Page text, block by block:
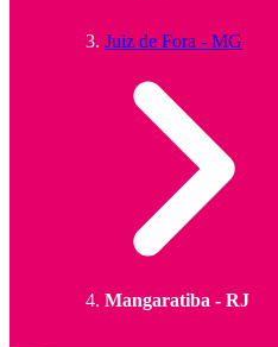
Juiz de Fora - MG
Mangaratiba - RJ